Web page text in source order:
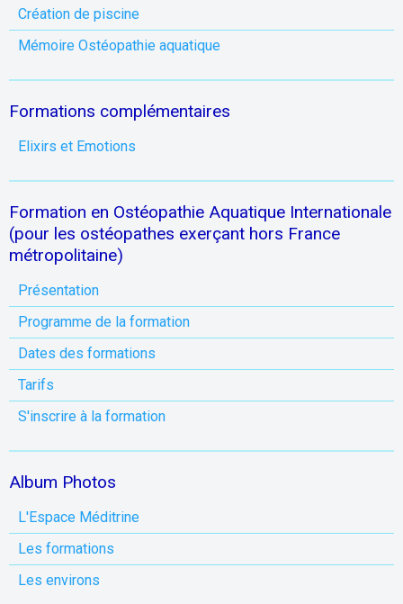
Création de piscine
Mémoire Ostéopathie aquatique
Formations complémentaires
Elixirs et Emotions
Formation en Ostéopathie Aquatique Internationale
(pour les ostéopathes exerçant hors France
métropolitaine)
Présentation
Programme de la formation
Dates des formations
Tarifs
S'inscrire à la formation
Album Photos
L'Espace Méditrine
Les formations
Les environs